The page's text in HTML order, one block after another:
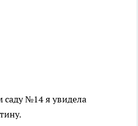
саду №14 я увидела